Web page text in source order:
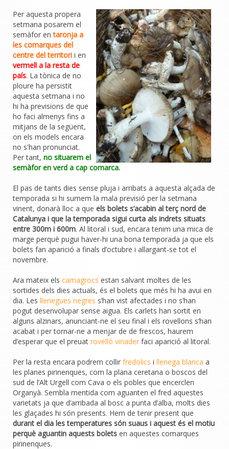
Per aquesta propera
setmana posarem el
semàfor entaronja a
les comarques del
centre del territori i en
vermell a la resta de
país. La tònica de no
ploure ha persistit
aquesta setmana i no
hi ha previsions de que
ho faci almenys fins a
mitjans de la següent,
on els models encara
no s'han pronunciat.
Per tant, no situarem el
semàfor en verd a cap comarca.
El pas de tants dies sense pluja i arribats a aquesta alçada de
temporada si hi sumem la mala previsió per la setmana
vinent, donarà lloc a que els bolets s’acabin al terç nord de
Catalunya i que la temporada sigui curta als indrets situats
entre 300m i 600m. Al litoral i sud, encara tenim una mica de
marge perquè pugui haver-hi una bona temporada ja que els
bolets fan aparició a finals d’octubre i allargant-se tot el
novembre.
Ara mateix els camagrocs estan salvant moltes de les
sortides dels dies actuals, és el bolets que més hi ha avui en
dia. Les llenegues negres s’han vist afectades i no s’han
pogut desenvolupar sense aigua. Els carlets han sortit en
alguns alzinars, anunciant-ne el seu final i els rovellons s’han
acabat i per tornar-ne a menjar de de frescos, haurem
d’esperar que el preuat rovelló vinader faci aparició al litoral.
Per la resta encara podrem collir fredolics i llenega blanca a
les planes pirinenques, com la plana ceretana o boscos del
sud de l’Alt Urgell com Cava o els pobles que encerclen
Organyà. Sembla mentida com aguanten el fred aquestes
varietats ja que d’arribada al bosc a punta d’alba, molts dies
les glaçades hi són presents. Hem de tenir present que
durant el dia les temperatures són suaus i aquest és el motiu
perquè aguantin aquests bolets en aquestes comarques
pirinenques.